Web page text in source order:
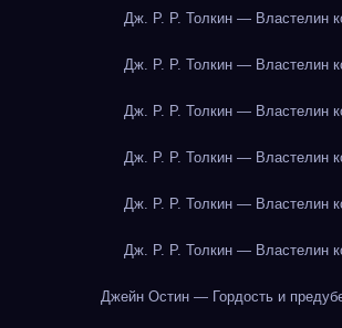
Дж. Р. Р. Толкин — Властелин
Дж. Р. Р. Толкин — Властелин
Дж. Р. Р. Толкин — Властелин
Дж. Р. Р. Толкин — Властелин
Дж. Р. Р. Толкин — Властелин
Дж. Р. Р. Толкин — Властелин
Джейн Остин — Гордость и